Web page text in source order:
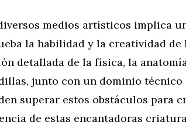
medios artísticos implica
la habilidad y la creatividad de
detallada de la física, la
junto con un dominio técnico
superar estos obstáculos para
de estas encantadoras